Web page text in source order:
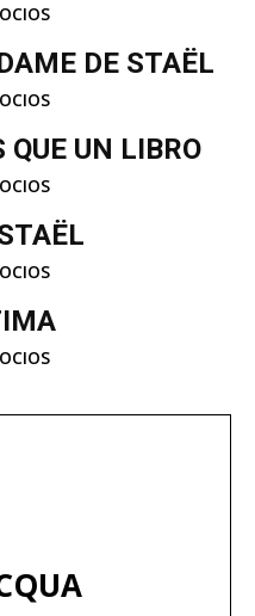
DE STAËL
UN LIBRO